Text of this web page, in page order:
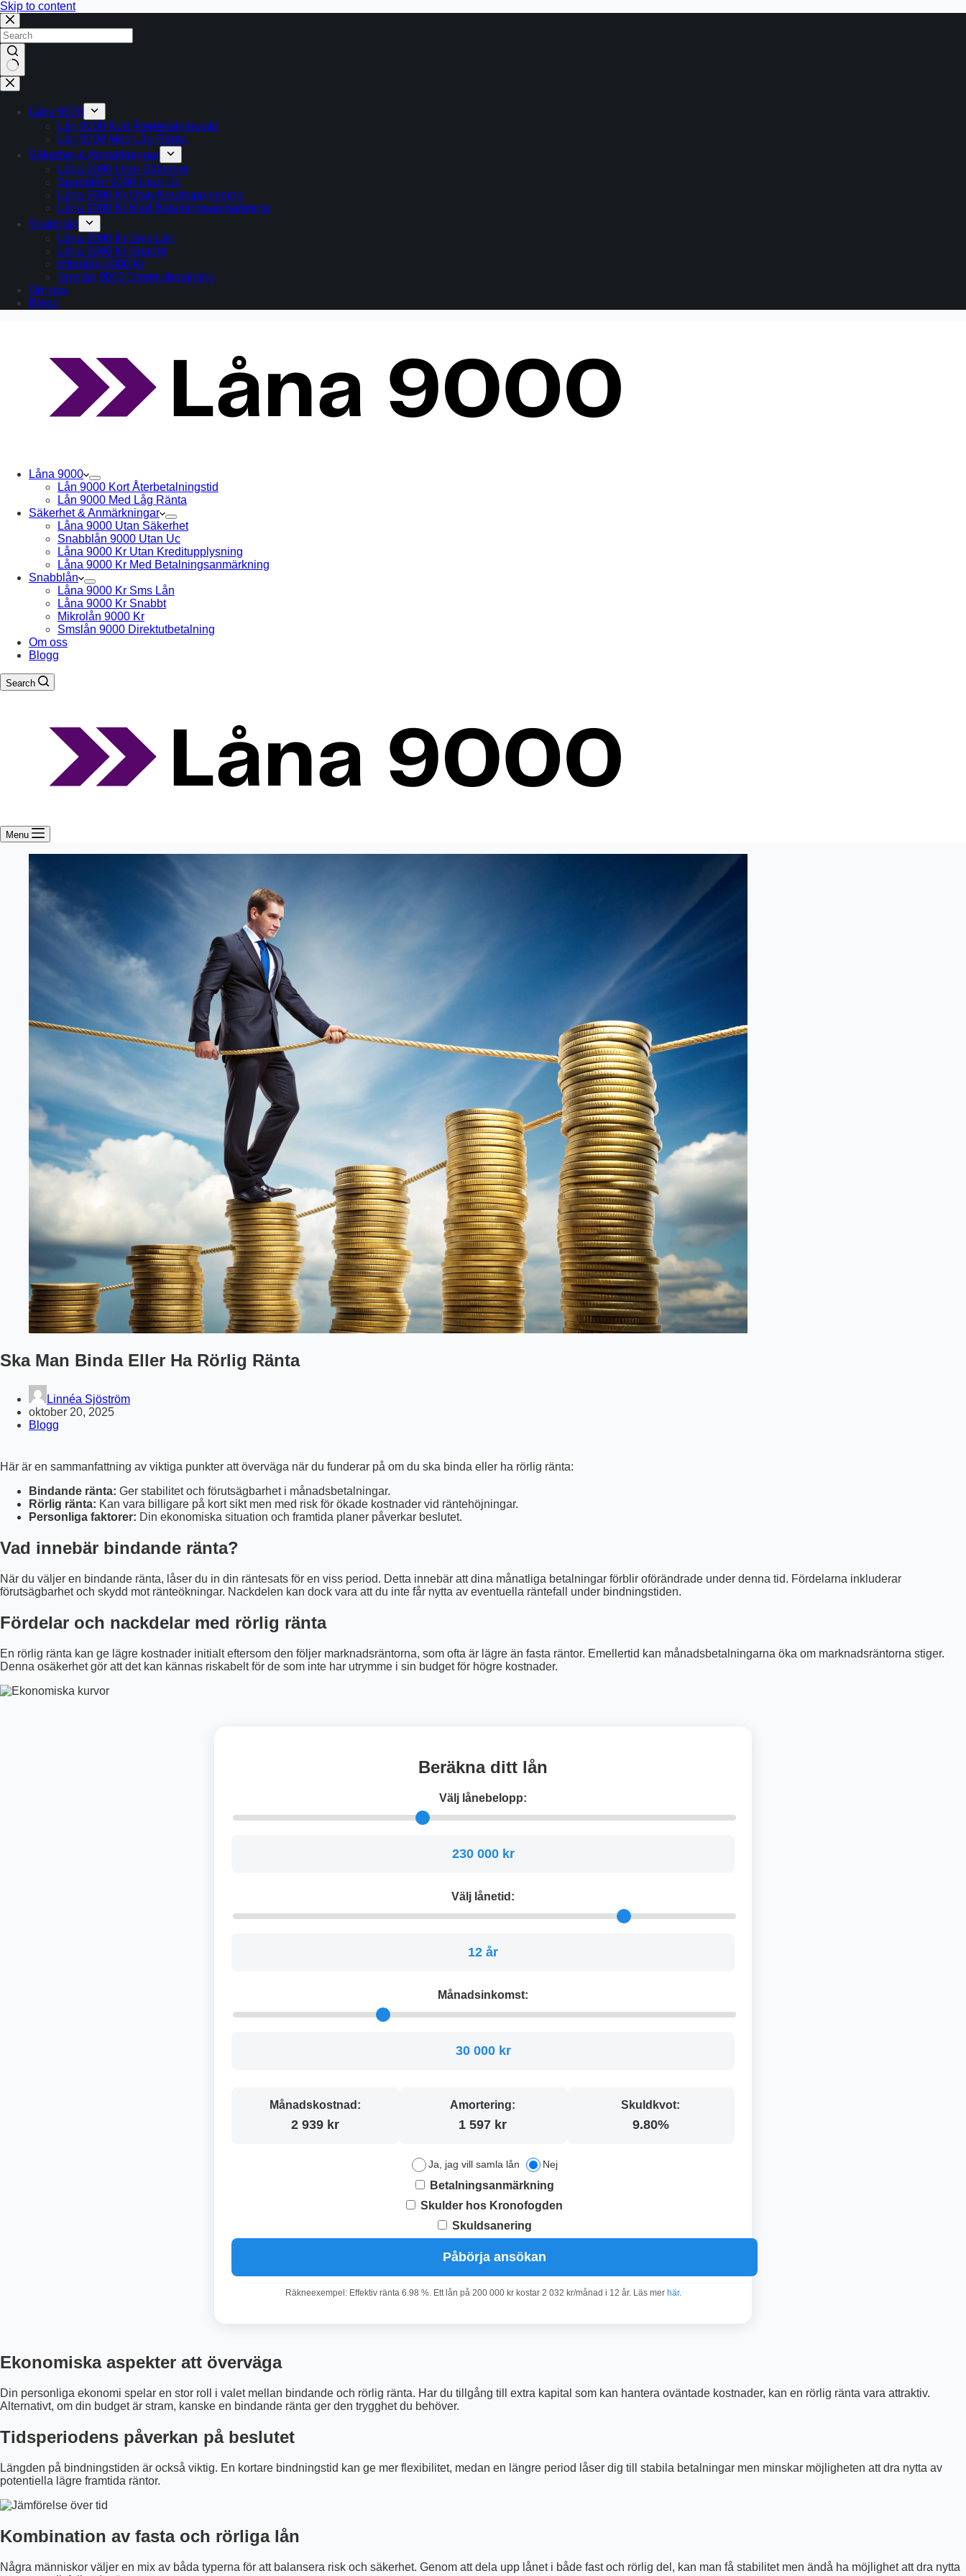
Skip to content
No
results
Låna 9000
Lån 9000 Kort Återbetalningstid
Lån 9000 Med Låg Ränta
Säkerhet & Anmärkningar
Låna 9000 Utan Säkerhet
Snabblån 9000 Utan Uc
Låna 9000 Kr Utan Kreditupplysning
Låna 9000 Kr Med Betalningsanmärkning
Snabblån
Låna 9000 Kr Sms Lån
Låna 9000 Kr Snabbt
Mikrolån 9000 Kr
Smslån 9000 Direktutbetalning
Om oss
Blogg
Låna 9000
Lån 9000 Kort Återbetalningstid
Lån 9000 Med Låg Ränta
Säkerhet & Anmärkningar
Låna 9000 Utan Säkerhet
Snabblån 9000 Utan Uc
Låna 9000 Kr Utan Kreditupplysning
Låna 9000 Kr Med Betalningsanmärkning
Snabblån
Låna 9000 Kr Sms Lån
Låna 9000 Kr Snabbt
Mikrolån 9000 Kr
Smslån 9000 Direktutbetalning
Om oss
Blogg
Search
Menu
Ska Man Binda Eller Ha Rörlig Ränta
Linnéa Sjöström
oktober 20, 2025
Blogg
Här är en sammanfattning av viktiga punkter att överväga när du funderar på om du ska binda eller ha rörlig ränta:
Bindande ränta: Ger stabilitet och förutsägbarhet i månadsbetalningar.
Rörlig ränta: Kan vara billigare på kort sikt men med risk för ökade kostnader vid räntehöjningar.
Personliga faktorer: Din ekonomiska situation och framtida planer påverkar beslutet.
Vad innebär bindande ränta?
När du väljer en bindande ränta, låser du in din räntesats för en viss period. Detta innebär att dina månatliga betalningar förblir oförändrade under denna tid. Fördelarna inkluderar
förutsägbarhet och skydd mot ränteökningar. Nackdelen kan dock vara att du inte får nytta av eventuella räntefall under bindningstiden.
Fördelar och nackdelar med rörlig ränta
En rörlig ränta kan ge lägre kostnader initialt eftersom den följer marknadsräntorna, som ofta är lägre än fasta räntor. Emellertid kan månadsbetalningarna öka om marknadsräntorna stiger.
Denna osäkerhet gör att det kan kännas riskabelt för de som inte har utrymme i sin budget för högre kostnader.
Beräkna ditt lån
Välj lånebelopp:
230 000 kr
Välj lånetid:
12 år
Månadsinkomst:
30 000 kr
Månadskostnad:
2 939 kr
Amortering:
1 597 kr
Skuldkvot:
9.80%
Ja, jag vill samla lån Nej
Betalningsanmärkning
Skulder hos Kronofogden
Skuldsanering
Påbörja ansökan
Räkneexempel: Effektiv ränta 6.98 %. Ett lån på 200 000 kr kostar 2 032 kr/månad i 12 år. Läs mer här.
Ekonomiska aspekter att överväga
Din personliga ekonomi spelar en stor roll i valet mellan bindande och rörlig ränta. Har du tillgång till extra kapital som kan hantera oväntade kostnader, kan en rörlig ränta vara attraktiv.
Alternativt, om din budget är stram, kanske en bindande ränta ger den trygghet du behöver.
Tidsperiodens påverkan på beslutet
Längden på bindningstiden är också viktig. En kortare bindningstid kan ge mer flexibilitet, medan en längre period låser dig till stabila betalningar men minskar möjligheten att dra nytta av
potentiella lägre framtida räntor.
Kombination av fasta och rörliga lån
Några människor väljer en mix av båda typerna för att balansera risk och säkerhet. Genom att dela upp lånet i både fast och rörlig del, kan man få stabilitet men ändå ha möjlighet att dra nytta